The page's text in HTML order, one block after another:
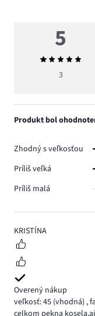
5
KRISTÍNA
Overený nákup
veľkosť: 45 (vhodná) ,
celkom pekna
5
Priemerné
hodnotenie
3
Produkt bol
Zhodný s veľkosťou
Príliš veľká
Príliš malá